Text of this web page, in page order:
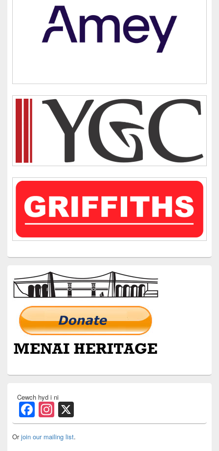
Cewch hyd i ni
Facebook
Instagram
Orjoin our mailing list.